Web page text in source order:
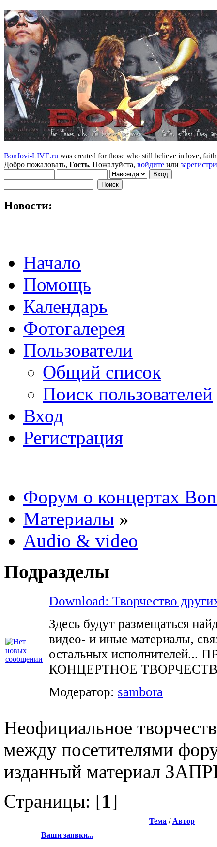
BonJovi-LIVE.ru was created for those who still believe in love,
Добро пожаловать, Гость. Пожалуйста, войдите или
Новости:
Начало
Помощь
Календарь
Фотогалерея
Пользователи
Общий список
Поиск пользователей
Вход
Регистрация
Форум о концертах
Материалы »
Audio & video
Подразделы
Download: Творчество
Здесь будут размещаться
видео- и иные материалы,
остальных
КОНЦЕРТНОЕ
Модератор: sambora
Неофициальное
между посетителями
изданный материал
Страницы: [1]
Тема / Автор
Ваши заявки...